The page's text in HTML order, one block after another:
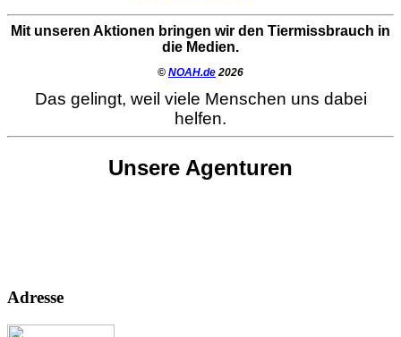
Mit unseren Aktionen bringen wir den Tiermissbrauch in
die Medien.
© NOAH.de 2026
Das gelingt, weil viele Menschen uns dabei
helfen.
Unsere Agenturen
Adresse